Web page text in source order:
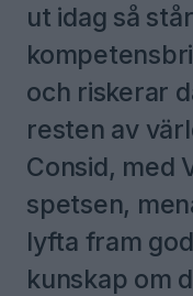
ut idag så
och riskerar
resten av
Consid, med
spetsen,
lyfta fram
kunskap om